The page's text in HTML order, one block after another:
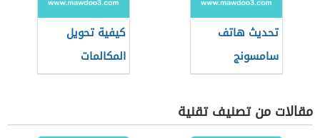
تحديث هاتف
سامسونج
كيفية تحويل
المكالمات
مقالات من تصنيف تقنية